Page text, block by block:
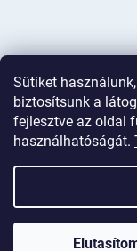
Sütiket
biztosítsunk a
fejlesztve az oldal
használhatóságát.